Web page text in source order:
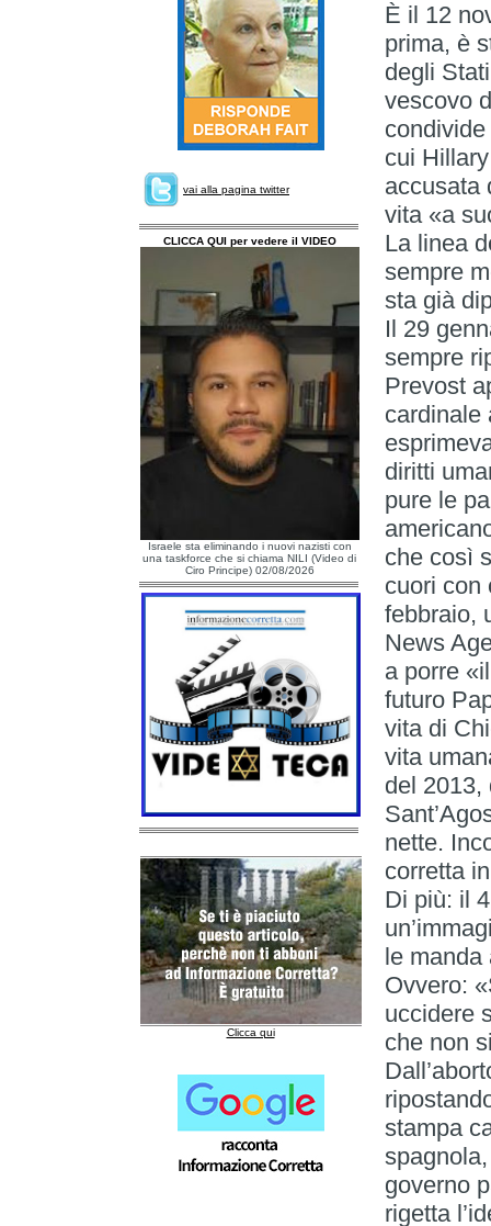
vai alla pagina twitter
CLICCA QUI per vedere il VIDEO
Israele sta eliminando i nuovi nazisti con
una taskforce che si chiama NILI (Video di
Ciro Principe) 02/08/2026
Clicca qui
È il 12
prima, è
degli
vescovo
cui
accusata
vita «a
La linea
sempre
sta già
Il 29
sempre
Prevost
cardinale
diritti
pure le
che così
cuori con
febbraio,
News
a porre
futuro
vita di
vita
del 2013,
nette.
corretta
Di più: il
le manda
Ovvero:
uccidere
che non
stampa
governo
rigetta